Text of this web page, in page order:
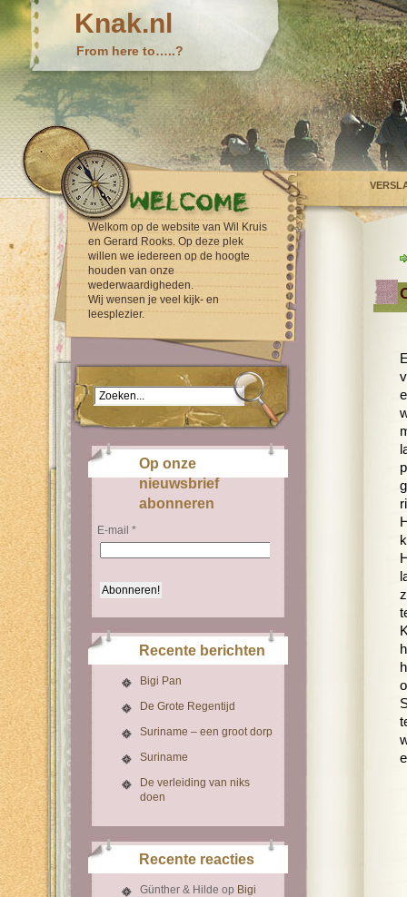
Knak.nl
From here to…..?
Welkom op de website van Wil Kruis
en Gerard Rooks. Op deze plek
willen we iedereen op de hoogte
houden van onze
wederwaardigheden.
Wij wensen je veel kijk- en
leesplezier.
Op onze
nieuwsbrief
abonneren
E-mail *
Recente berichten
Bigi Pan
De Grote Regentijd
Suriname – een groot dorp
Suriname
De verleiding van niks
doen
Recente reacties
Günther & Hilde op Bigi